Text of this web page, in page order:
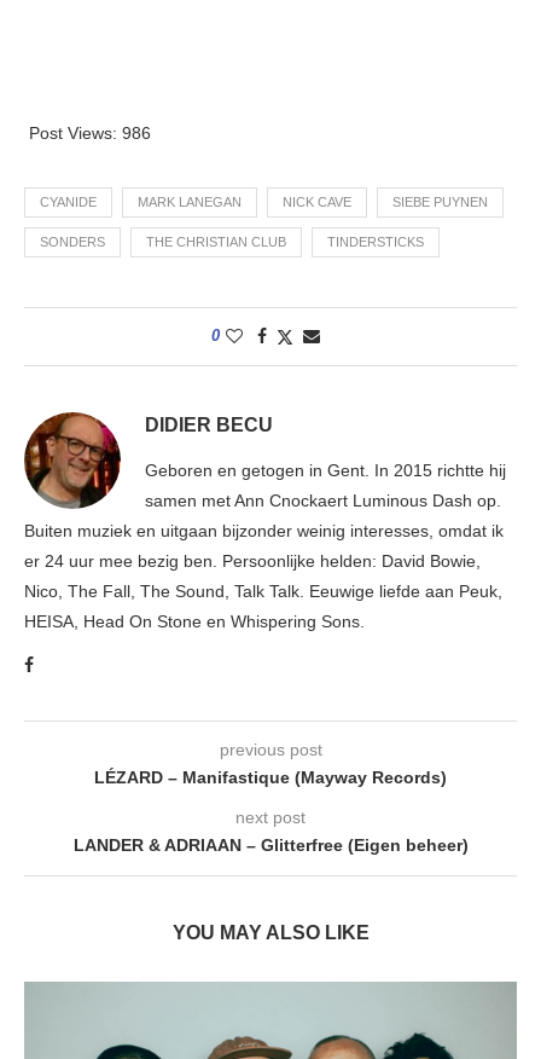
Post Views: 986
CYANIDE MARK LANEGAN NICK CAVE SIEBE PUYNEN
SONDERS THE CHRISTIAN CLUB TINDERSTICKS
0
DIDIER BECU
Geboren en getogen in Gent. In 2015 richtte hij
samen met Ann Cnockaert Luminous Dash op.
Buiten muziek en uitgaan bijzonder weinig interesses, omdat ik
er 24 uur mee bezig ben. Persoonlijke helden: David Bowie,
Nico, The Fall, The Sound, Talk Talk. Eeuwige liefde aan Peuk,
HEISA, Head On Stone en Whispering Sons.
previous post
LÉZARD – Manifastique (Mayway Records)
next post
LANDER & ADRIAAN – Glitterfree (Eigen beheer)
YOU MAY ALSO LIKE